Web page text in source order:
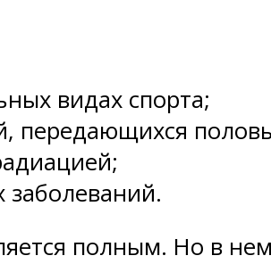
видах спорта;
передающихся
заболеваний.
полным. Но в